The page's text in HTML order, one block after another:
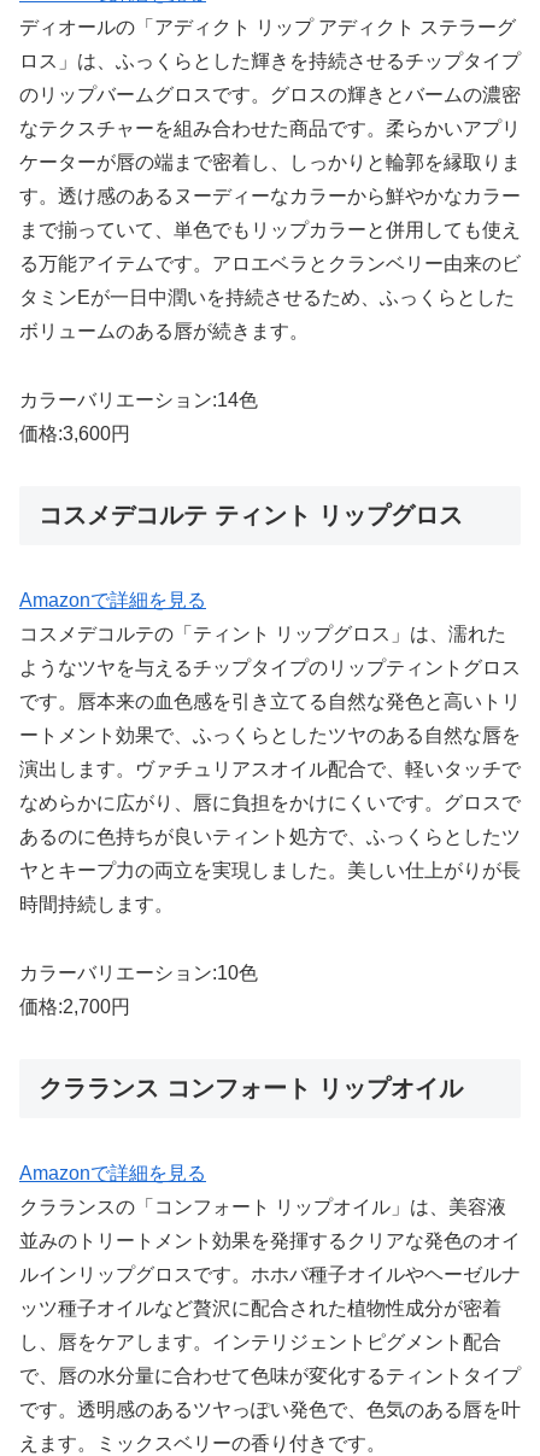
ディオールの「アディクト リップ アディクト ステラーグ
ロス」は、ふっくらとした輝きを持続させるチップタイプ
のリップバームグロスです。グロスの輝きとバームの濃密
なテクスチャーを組み合わせた商品です。柔らかいアプリ
ケーターが唇の端まで密着し、しっかりと輪郭を縁取りま
す。透け感のあるヌーディーなカラーから鮮やかなカラー
まで揃っていて、単色でもリップカラーと併用しても使え
る万能アイテムです。アロエベラとクランベリー由来のビ
タミンEが一日中潤いを持続させるため、ふっくらとした
ボリュームのある唇が続きます。
カラーバリエーション:14色
価格:3,600円
コスメデコルテ ティント リップグロス
Amazonで詳細を見る
コスメデコルテの「ティント リップグロス」は、濡れた
ようなツヤを与えるチップタイプのリップティントグロス
です。唇本来の血色感を引き立てる自然な発色と高いトリ
ートメント効果で、ふっくらとしたツヤのある自然な唇を
演出します。ヴァチュリアスオイル配合で、軽いタッチで
なめらかに広がり、唇に負担をかけにくいです。グロスで
あるのに色持ちが良いティント処方で、ふっくらとしたツ
ヤとキープ力の両立を実現しました。美しい仕上がりが長
時間持続します。
カラーバリエーション:10色
価格:2,700円
クラランス コンフォート リップオイル
Amazonで詳細を見る
クラランスの「コンフォート リップオイル」は、美容液
並みのトリートメント効果を発揮するクリアな発色のオイ
ルインリップグロスです。ホホバ種子オイルやヘーゼルナ
ッツ種子オイルなど贅沢に配合された植物性成分が密着
し、唇をケアします。インテリジェントピグメント配合
で、唇の水分量に合わせて色味が変化するティントタイプ
です。透明感のあるツヤっぽい発色で、色気のある唇を叶
えます。ミックスベリーの香り付きです。